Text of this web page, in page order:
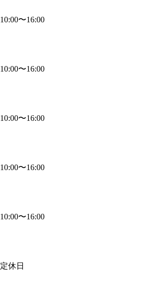
10:00〜16:00
10:00〜16:00
10:00〜16:00
10:00〜16:00
10:00〜16:00
定休日